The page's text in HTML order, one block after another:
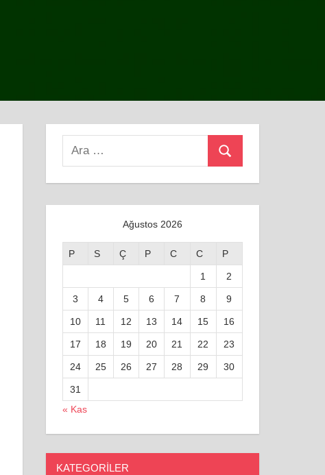
Search
Ara
Ağustos 2026
P S Ç P C C P
1 2
3 4 5 6 7 8 9
10 11 12 13 14 15 16
17 18 19 20 21 22 23
24 25 26 27 28 29 30
31
« Kas
KATEGORILER